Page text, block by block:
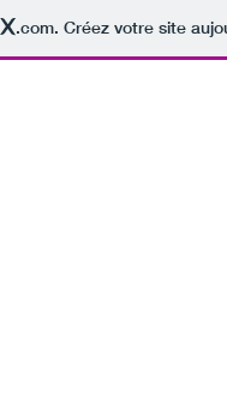
.com. Créez votre site